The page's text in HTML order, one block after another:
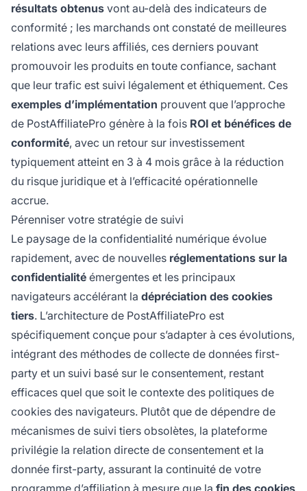
résultats obtenus vont au-delà des indicateurs de
conformité ; les marchands ont constaté de meilleures
relations avec leurs affiliés, ces derniers pouvant
promouvoir les produits en toute confiance, sachant
que leur trafic est suivi légalement et éthiquement. Ces
exemples d’implémentation prouvent que l’approche
de PostAffiliatePro génère à la fois ROI et bénéfices de
conformité, avec un retour sur investissement
typiquement atteint en 3 à 4 mois grâce à la réduction
du risque juridique et à l’efficacité opérationnelle
accrue.
Pérenniser votre stratégie de suivi
Le paysage de la confidentialité numérique évolue
rapidement, avec de nouvelles réglementations sur la
confidentialité émergentes et les principaux
navigateurs accélérant la dépréciation des cookies
tiers. L’architecture de PostAffiliatePro est
spécifiquement conçue pour s’adapter à ces évolutions,
intégrant des méthodes de collecte de données first-
party et un suivi basé sur le consentement, restant
efficaces quel que soit le contexte des politiques de
cookies des navigateurs. Plutôt que de dépendre de
mécanismes de suivi tiers obsolètes, la plateforme
privilégie la relation directe de consentement et la
donnée first-party, assurant la continuité de votre
programme d’affiliation à mesure que la fin des cookies